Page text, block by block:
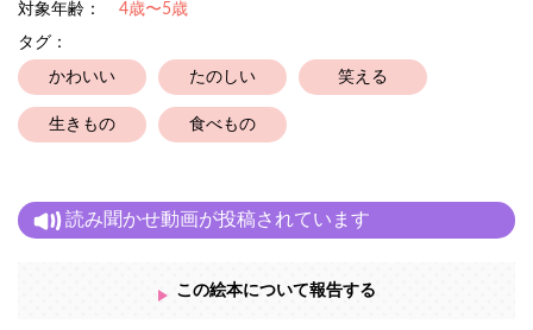
対象年齢：
4歳〜5歳
タグ：
かわいい たのしい 笑える
生きもの 食べもの
読み聞かせ動画が投稿されています
この絵本について報告する